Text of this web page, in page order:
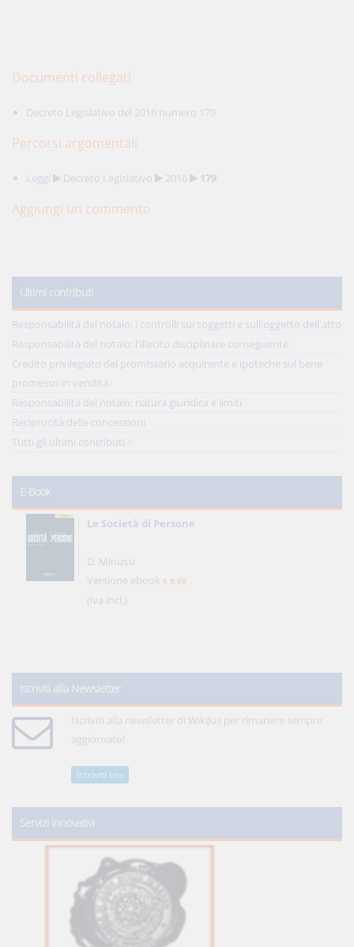
Documenti collegati
Decreto Legislativo del 2016 numero 179
Percorsi argomentali
Leggi Decreto Legislativo 2016 179
Aggiungi un commento
Ultimi contributi
Responsabilità del notaio: i controlli sui soggetti e sull'oggetto dell'atto
Responsabilità del notaio: l'illecito disciplinare conseguente
Credito privilegiato del promissario acquirente e ipoteche sul bene
promesso in vendita
Responsabilità del notaio: natura giuridica e limiti
Reciprocità delle concessioni
Tutti gli ultimi contributi >
E-Book
Le Società di Persone
D. Minussi
Versione ebook € 5,99
(iva incl.)
Iscriviti alla Newsletter
Iscriviti alla newsletter di WikiJus per rimanere sempre
aggiornato!
Iscriviti ora
Servizi innovativi